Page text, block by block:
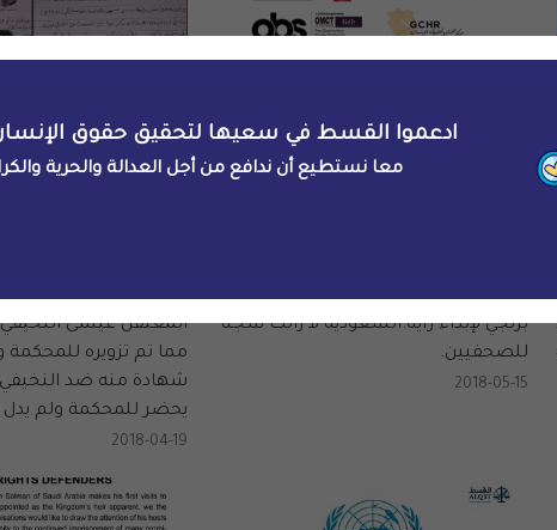
بعد مرور أربع سنوات على إعتقال علاء
برنجي لإبداء رأيه:السعودية لا زالت سجناً
للصحفيين.
2018-05-15
الرصد والتوثيق
قال شاهد رئيسي في
المعتقل عيسى النخيفي
مما تم تزويره للمحكمة
شهادة منه ضد النخيفي،
يحضر للمحكمة ولم
2018-04-19
ادعموا القسط في سعيها لتحقيق حقوق
معا نستطيع أن ندافع من أجل العدالة والحرية